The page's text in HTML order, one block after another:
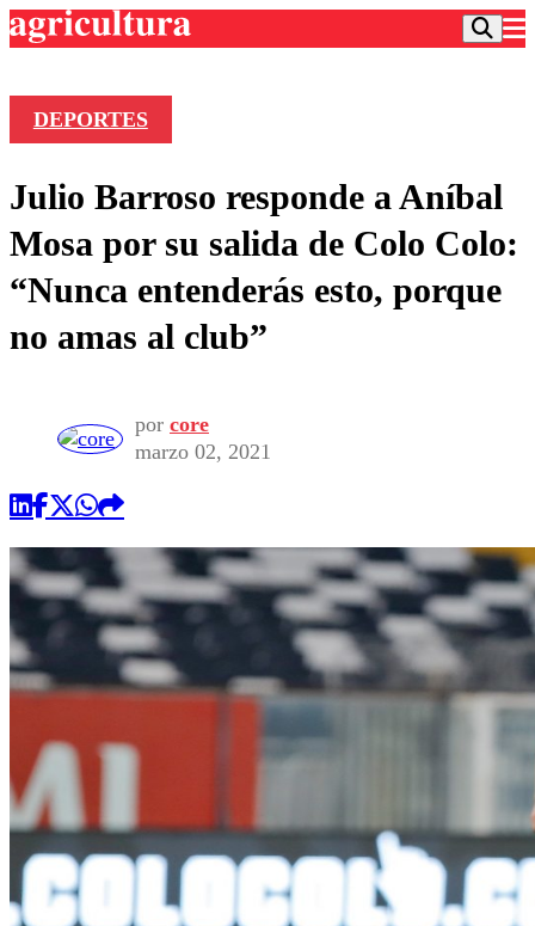
Frecuencias
Agricultura TV
Deportes
Colo Colo
Motor
Torneo Internacional
Torneo Nacional
Entretención
Noticias
Internacional
Nacional
Vida Social
Programas
Comercial
DEPORTES
Julio Barroso responde a Aníbal
Mosa por su salida de Colo Colo:
“Nunca entenderás esto, porque
no amas al club”
por core
marzo 02, 2021